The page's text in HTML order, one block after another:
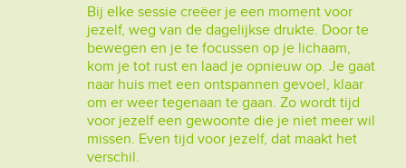
Bij elke sessie creëer je een moment voor
jezelf, weg van de dagelijkse drukte. Door te
bewegen en je te focussen op je lichaam,
kom je tot rust en laad je opnieuw op. Je gaat
naar huis met een ontspannen gevoel, klaar
om er weer tegenaan te gaan. Zo wordt tijd
voor jezelf een gewoonte die je niet meer wil
missen. Even tijd voor jezelf, dat maakt het
verschil.